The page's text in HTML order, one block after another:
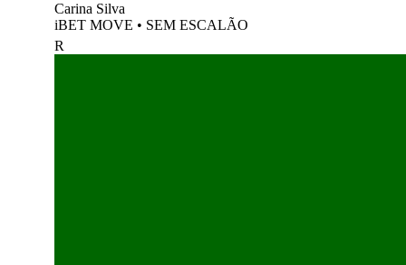
Carina Silva
iBET MOVE • SEM ESCALÃO
R